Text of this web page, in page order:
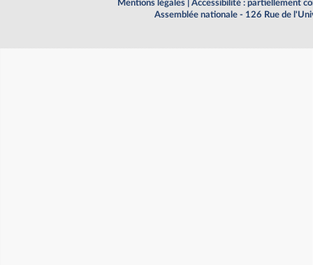
Mentions légales
Accessibilité : partiellement
Assemblée nationale - 126 Rue de